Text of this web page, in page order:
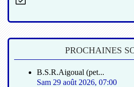
PROCHAINES
B.S.R.Aigoual (pet...
Sam 29 août 2026, 07:00